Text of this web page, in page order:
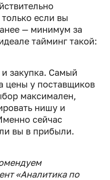
если вы
— минимум за
тайминг такой:
закупка. Самый
цены у поставщиков
максимален,
нишу и
сейчас
вы в прибыли.
«Аналитика по